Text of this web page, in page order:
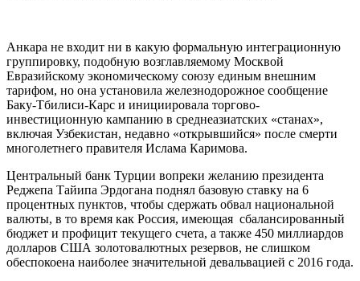
Анкара не входит ни в какую формальную интеграционную
группировку, подобную возглавляемому Москвой
Евразийскому экономическому союзу единым внешним
тарифом, но она установила железнодорожное сообщение
Баку-Тбилиси-Карс и инициировала торгово-
инвестиционную кампанию в среднеазиатских «станах»,
включая Узбекистан, недавно «открывшийся» после смерти
многолетнего правителя Ислама Каримова.
Центральный банк Турции вопреки желанию президента
Реджепа Тайипа Эрдогана поднял базовую ставку на 6
процентных пунктов, чтобы сдержать обвал национальной
валюты, в то время как Россия, имеющая сбалансированный
бюджет и профицит текущего счета, а также 450 миллиардов
долларов США золотовалютных резервов, не слишком
обеспокоена наиболее значительной девальвацией с 2016 года.